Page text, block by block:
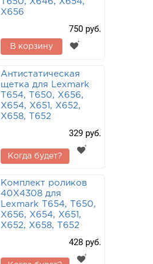
T650, X646, X654,
X656
750 руб.
В корзину
Антистатическая
щетка для Lexmark
T654, T650, X656,
X654, X651, X652,
X658, T652
329 руб.
Когда будет?
Комплект роликов
40X4308 для
Lexmark T654, T650,
X656, X654, X651,
X652, X658, T652
428 руб.